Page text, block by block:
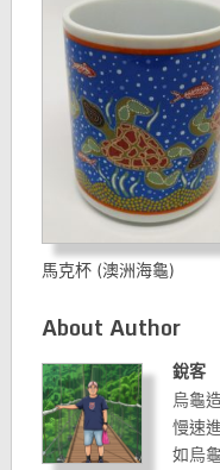
馬克杯 (澳洲海龜)
About Author
銳客
烏龜
慢速
如烏